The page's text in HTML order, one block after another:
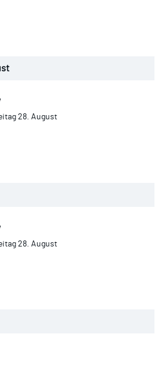
28. August
28. August